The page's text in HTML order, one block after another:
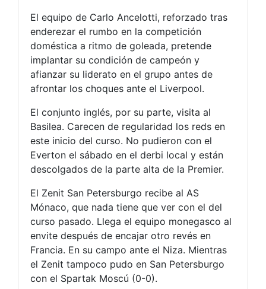
El equipo de Carlo Ancelotti, reforzado tras
enderezar el rumbo en la competición
doméstica a ritmo de goleada, pretende
implantar su condición de campeón y
afianzar su liderato en el grupo antes de
afrontar los choques ante el Liverpool.
El conjunto inglés, por su parte, visita al
Basilea. Carecen de regularidad los reds en
este inicio del curso. No pudieron con el
Everton el sábado en el derbi local y están
descolgados de la parte alta de la Premier.
El Zenit San Petersburgo recibe al AS
Mónaco, que nada tiene que ver con el del
curso pasado. Llega el equipo monegasco al
envite después de encajar otro revés en
Francia. En su campo ante el Niza. Mientras
el Zenit tampoco pudo en San Petersburgo
con el Spartak Moscú (0-0).